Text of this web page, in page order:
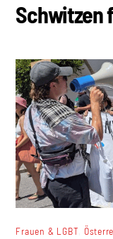
Schwitzen
Frauen & LGBT